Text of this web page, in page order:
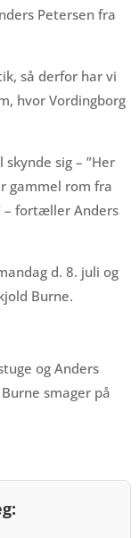
Petersen fra
så derfor har vi
hvor Vordingborg
sig – ”Her
gammel rom fra
– fortæller Anders
d. 8. juli og
Burne.
og Anders
smager på